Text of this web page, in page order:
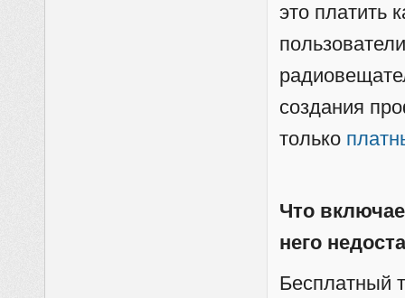
это платить
создания
только
Что
него
Бесплатный